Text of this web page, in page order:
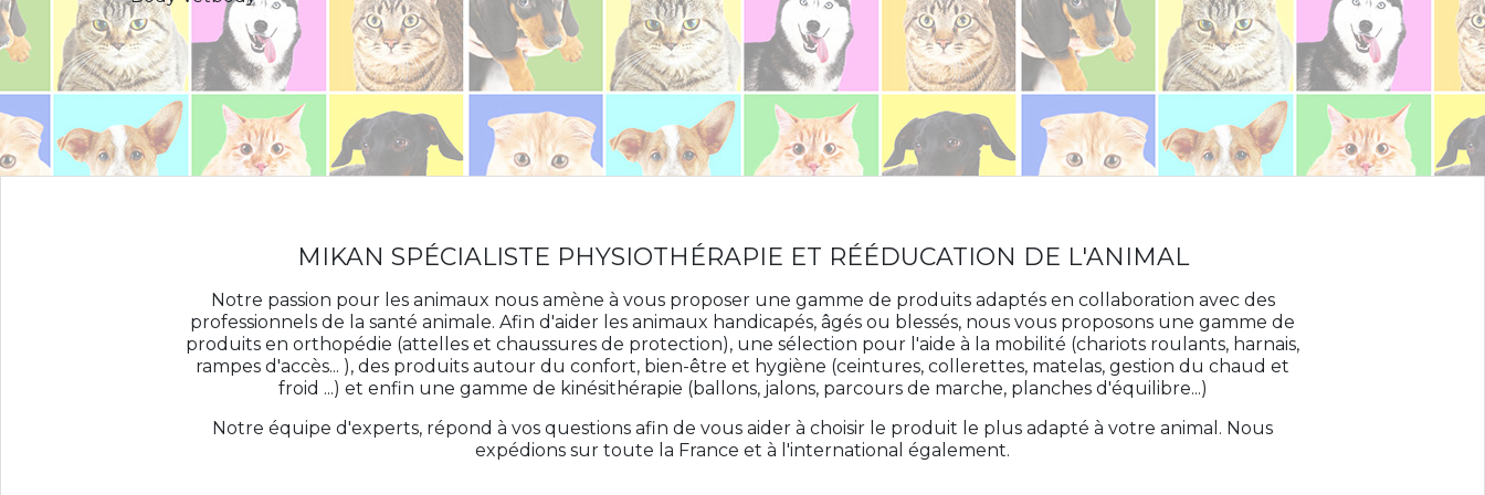
A propos de nous >
Voir les articles >
MIKAN SPÉCIALISTE PHYSIOTHÉRAPIE ET RÉÉDUCATION DE L'ANIMAL
Notre passion pour les animaux nous amène à vous proposer une gamme de produits adaptés en collaboration avec des
professionnels de la santé animale. Afin d'aider les animaux handicapés, âgés ou blessés, nous vous proposons une gamme de
produits en orthopédie (attelles et chaussures de protection), une sélection pour l'aide à la mobilité (chariots roulants, harnais,
rampes d'accès... ), des produits autour du confort, bien-être et hygiène (ceintures, collerettes, matelas, gestion du chaud et
froid ...) et enfin une gamme de kinésithérapie (ballons, jalons, parcours de marche, planches d'équilibre...)
Notre équipe d'experts, répond à vos questions afin de vous aider à choisir le produit le plus adapté à votre animal. Nous
expédions sur toute la France et à l'international également.